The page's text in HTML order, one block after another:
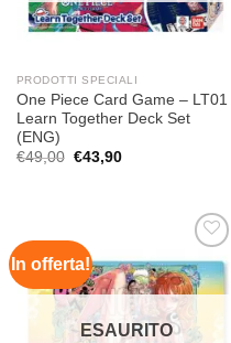
PRODOTTI SPECIALI
One Piece Card Game – LT01
Learn Together Deck Set
(ENG)
€49,00 Il
€43,90Il
In offerta!
Aggiungi
alla lista
dei
desideri
ESAURITO